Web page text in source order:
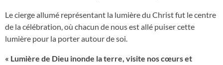
Le cierge allumé représentant la lumière du Christ fut le centre
de la célébration, où chacun de nous est allé puiser cette
lumière pour la porter autour de soi.
« Lumière de Dieu inonde la terre, visite nos cœurs et